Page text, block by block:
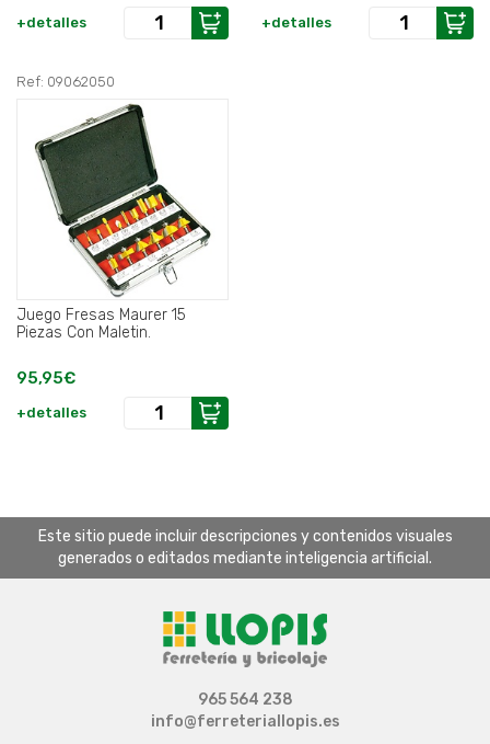
+detalles +detalles
Ref: 09062050
Juego Fresas Maurer 15
Piezas Con Maletin.
95,95€
+detalles
Este sitio puede incluir descripciones y contenidos visuales
generados o editados mediante inteligencia artificial.
965 564 238
info@ferreteriallopis.es